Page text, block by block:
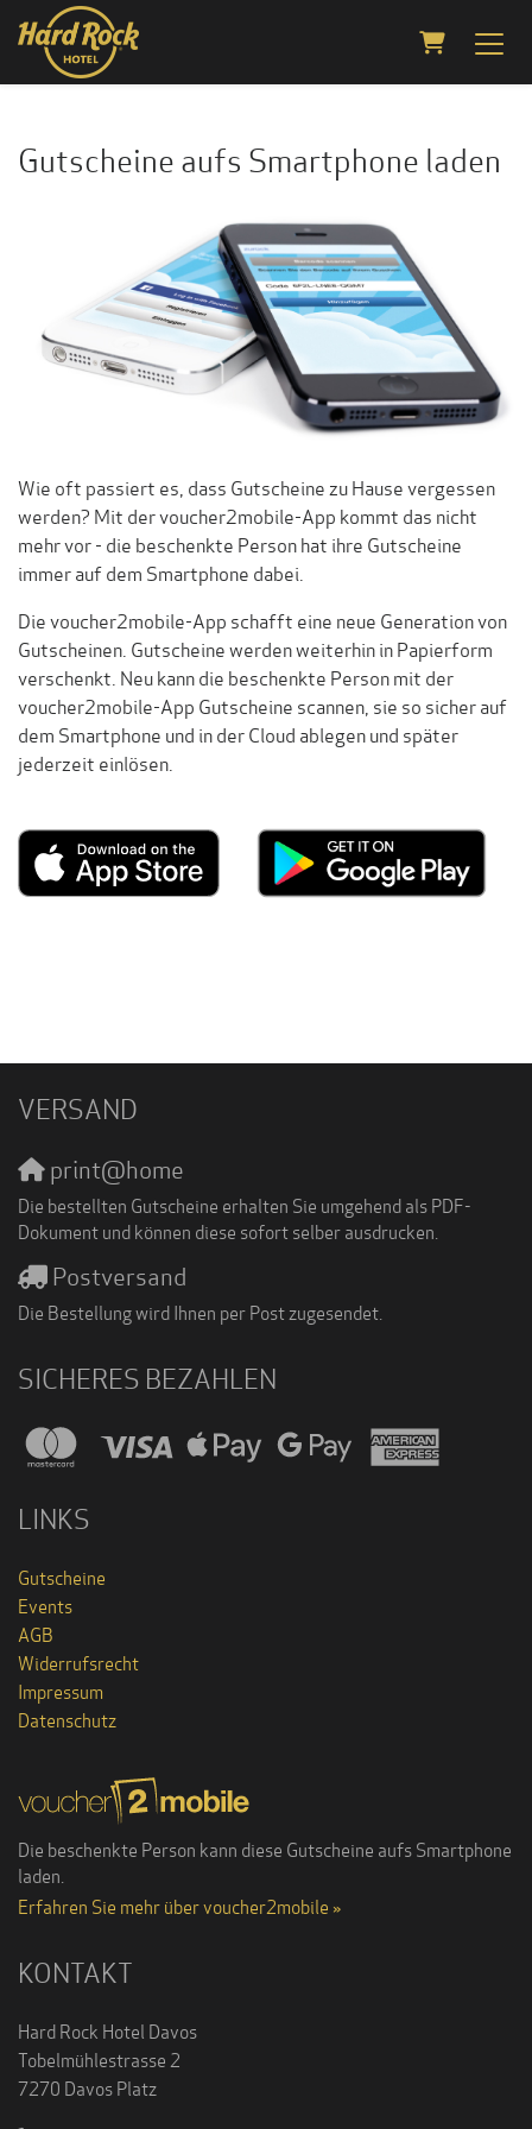
Warenkorb
Gutscheine aufs Smartphone laden
Wie oft passiert es, dass Gutscheine zu Hause vergessen
werden? Mit der voucher2mobile-App kommt das nicht
mehr vor - die beschenkte Person hat ihre Gutscheine
immer auf dem Smartphone dabei.
Die voucher2mobile-App schafft eine neue Generation von
Gutscheinen. Gutscheine werden weiterhin in Papierform
verschenkt. Neu kann die beschenkte Person mit der
voucher2mobile-App Gutscheine scannen, sie so sicher auf
dem Smartphone und in der Cloud ablegen und später
jederzeit einlösen.
VERSAND
print@home
Die bestellten Gutscheine erhalten Sie umgehend als PDF-
Dokument und können diese sofort selber ausdrucken.
Postversand
Die Bestellung wird Ihnen per Post zugesendet.
SICHERES BEZAHLEN
LINKS
Gutscheine
Events
AGB
Widerrufsrecht
Impressum
Datenschutz
Die beschenkte Person kann diese Gutscheine aufs Smartphone
laden.
Erfahren Sie mehr über voucher2mobile »
KONTAKT
Hard Rock Hotel Davos
Tobelmühlestrasse 2
7270 Davos Platz